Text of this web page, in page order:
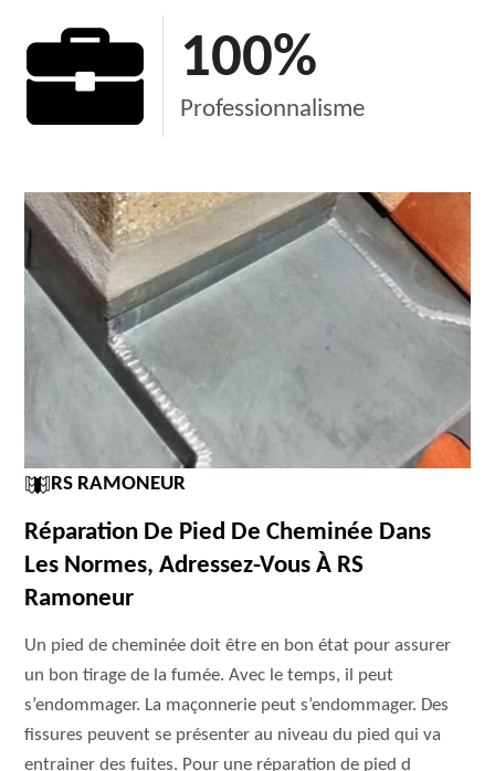
100%
Professionnalisme
RS RAMONEUR
Réparation De Pied De Cheminée Dans
Les Normes, Adressez-Vous À RS
Ramoneur
Un pied de cheminée doit être en bon état pour assurer
un bon tirage de la fumée. Avec le temps, il peut
s’endommager. La maçonnerie peut s’endommager. Des
fissures peuvent se présenter au niveau du pied qui va
entrainer des fuites. Pour une réparation de pied d